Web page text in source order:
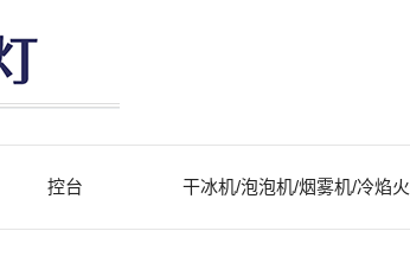
控台 干冰机/泡泡机/烟雾机/冷焰火